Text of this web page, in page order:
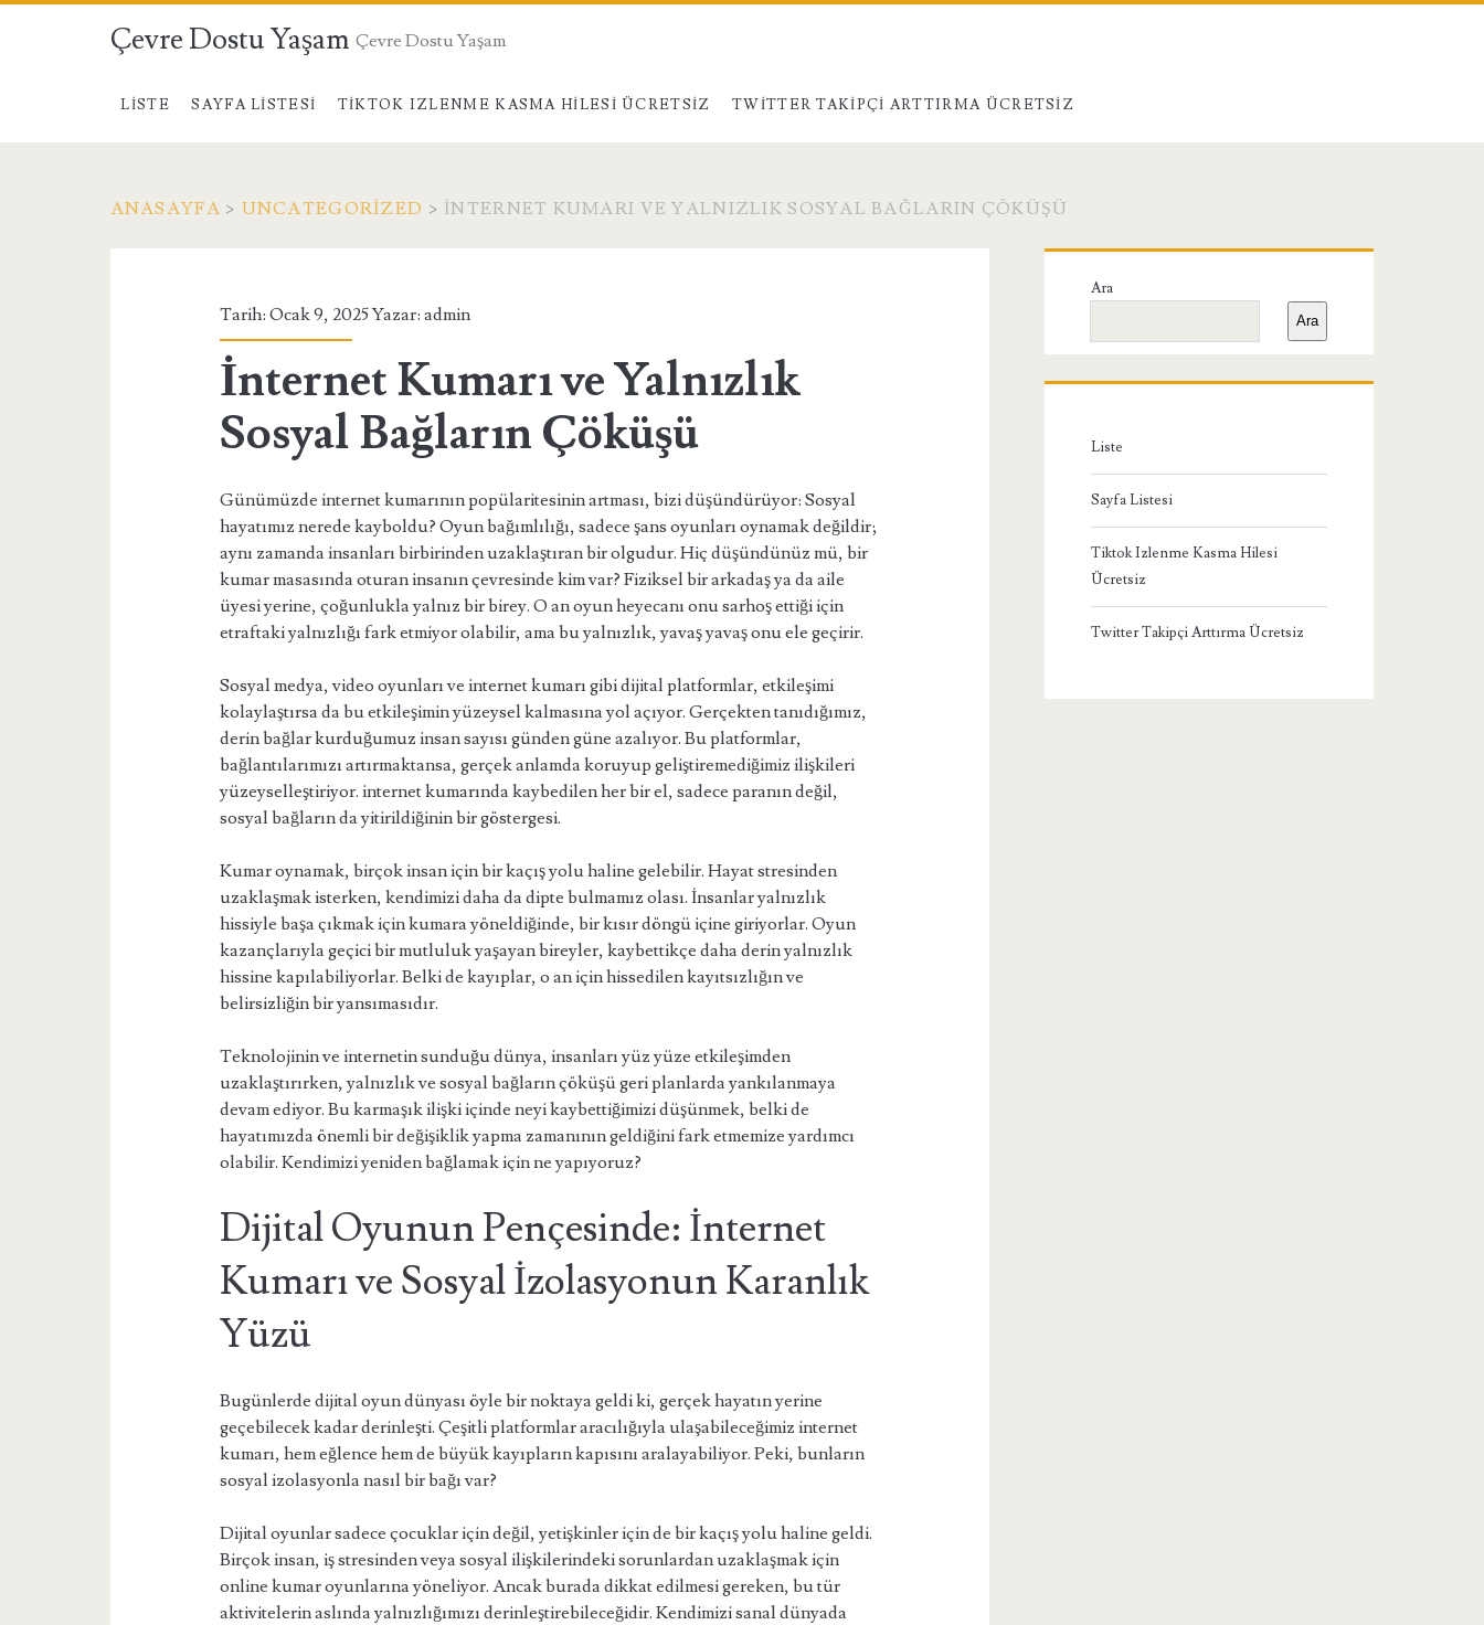
Çevre Dostu Yaşam Çevre Dostu Yaşam
LISTE SAYFA LISTESI TIKTOK IZLENME KASMA HILESI ÜCRETSIZ TWITTER TAKIPÇI ARTTIRMA ÜCRETSIZ
ANASAYFA > UNCATEGORIZED > İNTERNET KUMARI VE YALNIZLIK SOSYAL BAĞLARIN ÇÖKÜŞÜ
Tarih: Ocak 9, 2025 Yazar:admin
İnternet Kumarı ve Yalnızlık
Sosyal Bağların Çöküşü
Günümüzde internet kumarının popülaritesinin artması, bizi düşündürüyor: Sosyal
hayatımız nerede kayboldu? Oyun bağımlılığı, sadece şans oyunları oynamak değildir;
aynı zamanda insanları birbirinden uzaklaştıran bir olgudur. Hiç düşündünüz mü, bir
kumar masasında oturan insanın çevresinde kim var? Fiziksel bir arkadaş ya da aile
üyesi yerine, çoğunlukla yalnız bir birey. O an oyun heyecanı onu sarhoş ettiği için
etraftaki yalnızlığı fark etmiyor olabilir, ama bu yalnızlık, yavaş yavaş onu ele geçirir.
Sosyal medya, video oyunları ve internet kumarı gibi dijital platformlar, etkileşimi
kolaylaştırsa da bu etkileşimin yüzeysel kalmasına yol açıyor. Gerçekten tanıdığımız,
derin bağlar kurduğumuz insan sayısı günden güne azalıyor. Bu platformlar,
bağlantılarımızı artırmaktansa, gerçek anlamda koruyup geliştiremediğimiz ilişkileri
yüzeyselleştiriyor. internet kumarında kaybedilen her bir el, sadece paranın değil,
sosyal bağların da yitirildiğinin bir göstergesi.
Kumar oynamak, birçok insan için bir kaçış yolu haline gelebilir. Hayat stresinden
uzaklaşmak isterken, kendimizi daha da dipte bulmamız olası. İnsanlar yalnızlık
hissiyle başa çıkmak için kumara yöneldiğinde, bir kısır döngü içine giriyorlar. Oyun
kazançlarıyla geçici bir mutluluk yaşayan bireyler, kaybettikçe daha derin yalnızlık
hissine kapılabiliyorlar. Belki de kayıplar, o an için hissedilen kayıtsızlığın ve
belirsizliğin bir yansımasıdır.
Teknolojinin ve internetin sunduğu dünya, insanları yüz yüze etkileşimden
uzaklaştırırken, yalnızlık ve sosyal bağların çöküşü geri planlarda yankılanmaya
devam ediyor. Bu karmaşık ilişki içinde neyi kaybettiğimizi düşünmek, belki de
hayatımızda önemli bir değişiklik yapma zamanının geldiğini fark etmemize yardımcı
olabilir. Kendimizi yeniden bağlamak için ne yapıyoruz?
Dijital Oyunun Pençesinde: İnternet
Kumarı ve Sosyal İzolasyonun Karanlık
Yüzü
Bugünlerde dijital oyun dünyası öyle bir noktaya geldi ki, gerçek hayatın yerine
geçebilecek kadar derinleşti. Çeşitli platformlar aracılığıyla ulaşabileceğimiz internet
kumarı, hem eğlence hem de büyük kayıpların kapısını aralayabiliyor. Peki, bunların
sosyal izolasyonla nasıl bir bağı var?
Dijital oyunlar sadece çocuklar için değil, yetişkinler için de bir kaçış yolu haline geldi.
Birçok insan, iş stresinden veya sosyal ilişkilerindeki sorunlardan uzaklaşmak için
online kumar oyunlarına yöneliyor. Ancak burada dikkat edilmesi gereken, bu tür
aktivitelerin aslında yalnızlığımızı derinleştirebileceğidir. Kendimizi sanal dünyada
Birincil
Yan
Menü
Ara
Ara
Liste
Sayfa Listesi
Tiktok Izlenme Kasma Hilesi
Ücretsiz
Twitter Takipçi Arttırma Ücretsiz